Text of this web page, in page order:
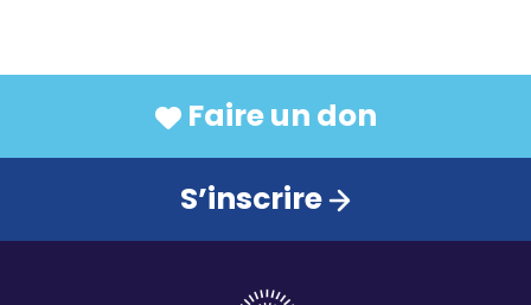
Faire un don
S’inscrire